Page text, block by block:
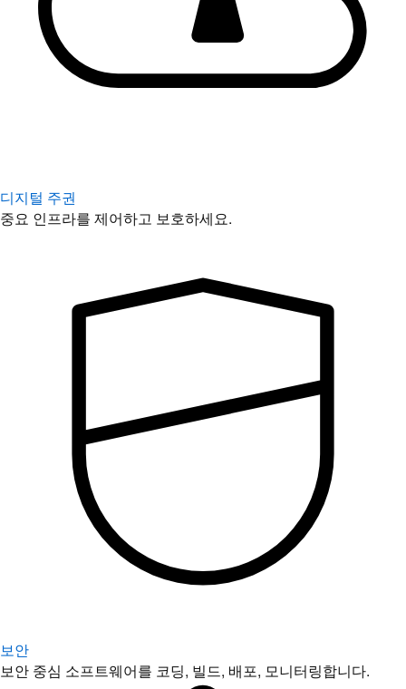
디지털 주권
중요 인프라를 제어하고 보호하세요.
보안
보안 중심 소프트웨어를 코딩, 빌드, 배포, 모니터링합니다.